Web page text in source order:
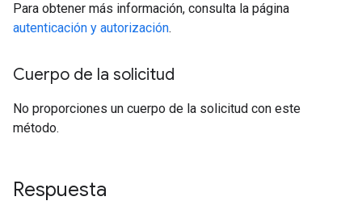
Para obtener más información, consulta la página
autenticación y autorización.
Cuerpo de la solicitud
No proporciones un cuerpo de la solicitud con este
método.
Respuesta